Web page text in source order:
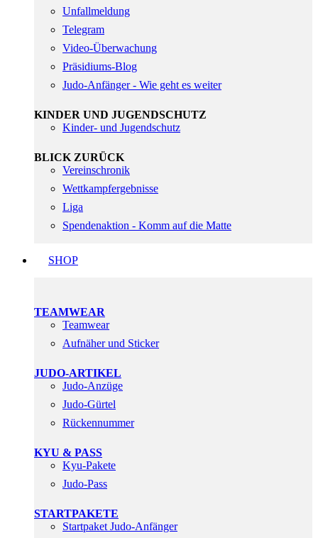
Unfallmeldung
Telegram
Video-Überwachung
Präsidiums-Blog
Judo-Anfänger - Wie geht es weiter
KINDER UND JUGENDSCHUTZ
Kinder- und Jugendschutz
BLICK ZURÜCK
Vereinschronik
Wettkampfergebnisse
Liga
Spendenaktion - Komm auf die Matte
SHOP
TEAMWEAR
Teamwear
Aufnäher und Sticker
JUDO-ARTIKEL
Judo-Anzüge
Judo-Gürtel
Rückennummer
KYU & PASS
Kyu-Pakete
Judo-Pass
STARTPAKETE
Startpaket Judo-Anfänger